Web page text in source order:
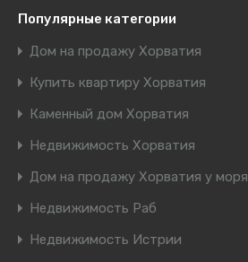
Популярные категории
Дом на продажу Хорватия
Купить квартиру Хорватия
Каменный дом Хорватия
Недвижимость Хорватия
Дом на продажу Хорватия у моря
Недвижимость Раб
Недвижимость Истрии